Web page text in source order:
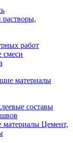
растворы,
работ
смеси
материалы
составы
Цемент,